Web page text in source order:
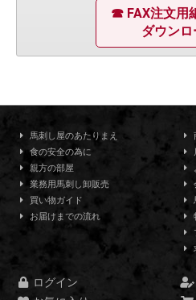
☎ FAX注文用
ダウンロ
馬刺し屋のあたりまえ
食の安全の為に
親方の部屋
業務用馬刺し卸販売
買い物ガイド
お届けまでの流れ
ログイン